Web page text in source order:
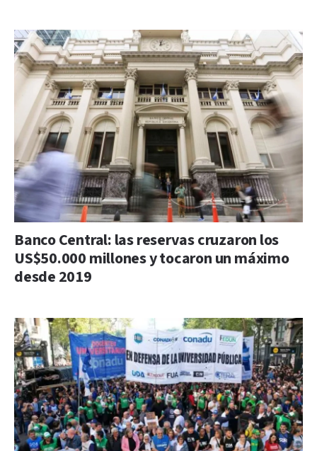
Banco Central: las reservas cruzaron los
US$50.000 millones y tocaron un máximo
desde 2019